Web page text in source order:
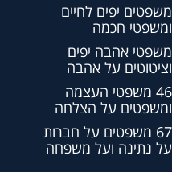
משפטים יפים לחיים
ומשפטי חכמה
משפטי אהבה יפים
וציטוטים על אהבה
46 משפטי העצמה
ומשפטים על הצלחה
67 משפטים על חברות
על נתינה ועל משפחה